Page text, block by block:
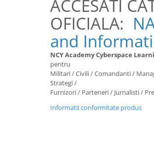
Cooperare / Competitie)
OPERATIUNI AERIENE MILITARE SI
OPERATIUNI MARITIME MILITARE SI
OPERATIUNI SPATIALE MILITARE SI
OPERATIUNI TERESTRE MILITARE SI
ACCESATI
OFICIALA:
and
NCY AcademyCyberspace
pentru
Militari / Civili / Comandanti /
Strategi /
Furnizori / Parteneri / Jurnalisti /
Informatii conformitate produs